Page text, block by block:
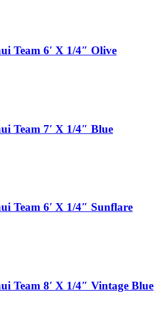
Team 6′ X 1/4″ Olive
Team 7′ X 1/4″ Blue
Team 6′ X 1/4″ Sunflare
Team 8′ X 1/4″ Vintage Blue